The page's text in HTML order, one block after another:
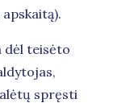
dėl teisėto
spręsti